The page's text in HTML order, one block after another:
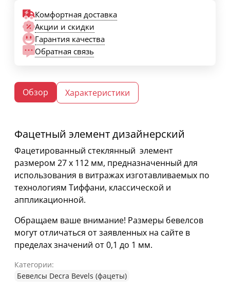
Комфортная доставка
Акции и скидки
Гарантия качества
Обратная связь
Обзор Характеристики
Фацетный элемент дизайнерский
Фацетированный стеклянный элемент
размером 27 х 112 мм, предназначенный для
использования в витражах изготавливаемых по
технологиям Тиффани, классической и
аппликационной.
Обращаем ваше внимание! Размеры бевелсов
могут отличаться от заявленных на сайте в
пределах значений от 0,1 до 1 мм.
Категории:
Бевелсы Decra Bevels (фацеты)